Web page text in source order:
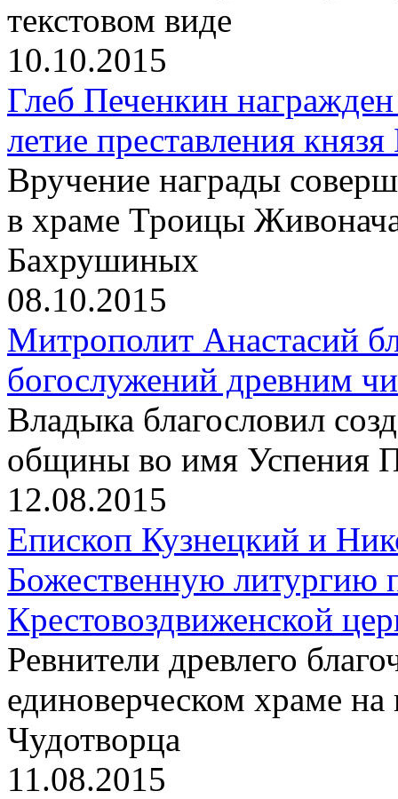
текстовом виде
10.10.2015
Глеб Печенкин
летие преставления
Вручение награды
в храме Троицы
Бахрушиных
08.10.2015
Митрополит Анастасий
богослужений древним
Владыка благословил
общины во имя Успения
12.08.2015
Епископ Кузнецкий и
Божественную литургию
Крестовоздвиженской
Ревнители древлего
единоверческом храме
Чудотворца
11.08.2015